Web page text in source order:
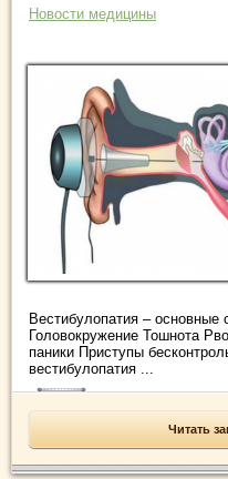
Новости медицины
Вестибулопатия –
Головокружение Тошнота
паники Приступы
вестибулопатия ...
Читать